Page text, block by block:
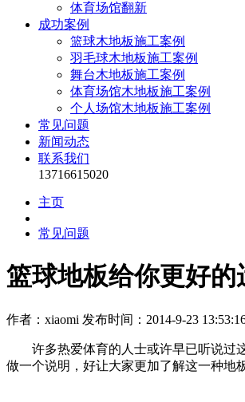
体育场馆翻新
成功案例
篮球木地板施工案例
羽毛球木地板施工案例
舞台木地板施工案例
体育场馆木地板施工案例
个人场馆木地板施工案例
常见问题
新闻动态
联系我们
13716615020
主页
常见问题
篮球地板给你更好的
作者：xiaomi 发布时间：2014-9-23
许多热爱体育的人士或许早已听说过这
做一个说明，好让大家更加了解这一种地板